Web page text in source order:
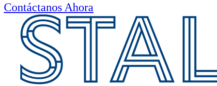
Contáctanos Ahora